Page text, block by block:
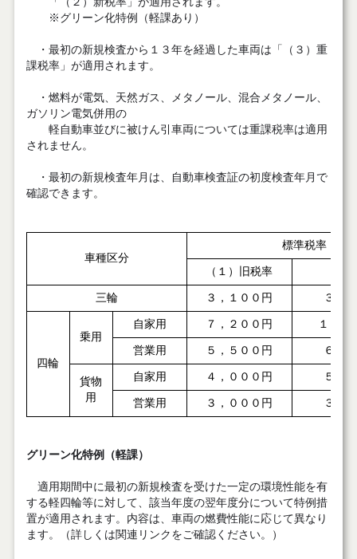
※グリーン化特例（軽課あり）
・最初の新規検査から１３年を経過した車両は「（３）重
課税率」が適用されます。
・燃料が電気、天然ガス、メタノール、混合メタノール、
ガソリン電気併用の
軽自動車並びに被けん引車両については重課税率は適用
されません。
・最初の新規検査年月は、自動車検査証の初度検査年月で
確認できます。
車種区分
標準税率
（１）旧税率
三輪 ３，１００円 ３，
四輪
乗用
自家用 ７，２００円 １０，
営業用 ５，５００円 ６，
貨物
用
自家用 ４，０００円 ５，
営業用 ３，０００円 ３，
グリーン化特例（軽課）
適用期間中に最初の新規検査を受けた一定の環境性能を有
する軽四輪等に対して、該当年度の翌年度分について特例措
置が適用されます。内容は、車両の燃費性能に応じて異なり
ます。（詳しくは関連リンクをご確認ください。）